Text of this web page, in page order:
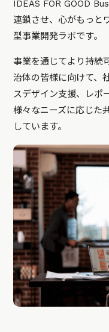
IDEAS FOR GOOD
連鎖させ、心がもっと
型事業開発ラボです。
事業を通じてより持続
治体の皆様に向けて、
スデザイン支援、レポ
様々なニーズに応じた
しています。